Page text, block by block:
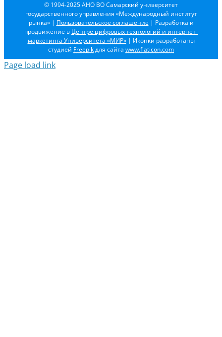
© 1994-2025 АНО ВО Самарский университет
государственного управления «Международный институт
рынка» | Пользовательское соглашение | Разработка и
продвижение в Центре цифровых технологий и интернет-
маркетинга Университета «МИР»| Иконки разработаны
студией Freepikдля сайта www.flaticon.com
Page load link